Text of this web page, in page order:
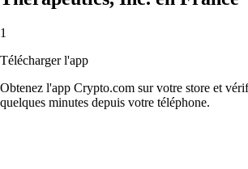
1
Télécharger l'app
Obtenez l'app Crypto.com sur votre store et
quelques minutes depuis votre téléphone.